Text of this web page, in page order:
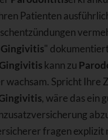
Patienten
Gingivitis"
Gingivitiskann zu
wachsam. Spricht Ihre
, wäre das ein
fragen explizit